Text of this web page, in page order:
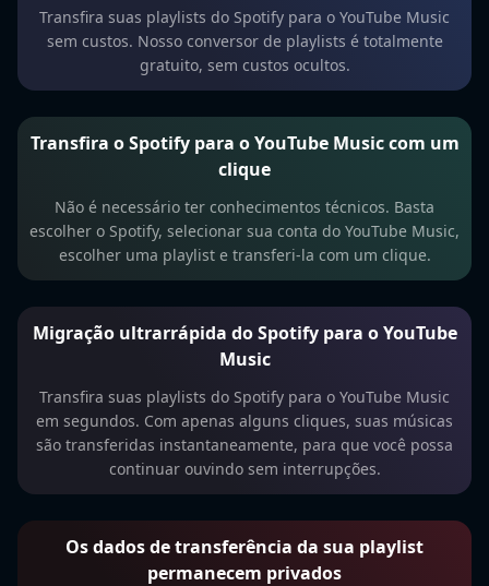
Transfira suas playlists do Spotify para o YouTube Music
sem custos. Nosso conversor de playlists é totalmente
gratuito, sem custos ocultos.
Transfira o Spotify para o YouTube Music com um
clique
Não é necessário ter conhecimentos técnicos. Basta
escolher o Spotify, selecionar sua conta do YouTube Music,
escolher uma playlist e transferi-la com um clique.
Migração ultrarrápida do Spotify para o YouTube
Music
Transfira suas playlists do Spotify para o YouTube Music
em segundos. Com apenas alguns cliques, suas músicas
são transferidas instantaneamente, para que você possa
continuar ouvindo sem interrupções.
Os dados de transferência da sua playlist
permanecem privados